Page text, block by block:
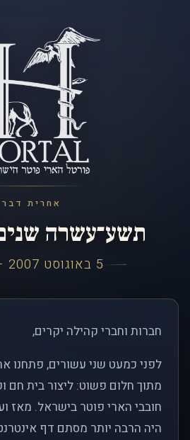
אחרית דבר
תשע־עשרה
5 באוגוסט 2007 – 2026
חברות וחברי קהילה יקרים,
מתוך חלום פשוט: ליצור בית חם
חובבי הארי פוטר בישראל. מאז
היה הרבה יותר מסתם דף